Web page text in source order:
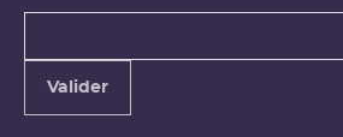
Types de
Valider